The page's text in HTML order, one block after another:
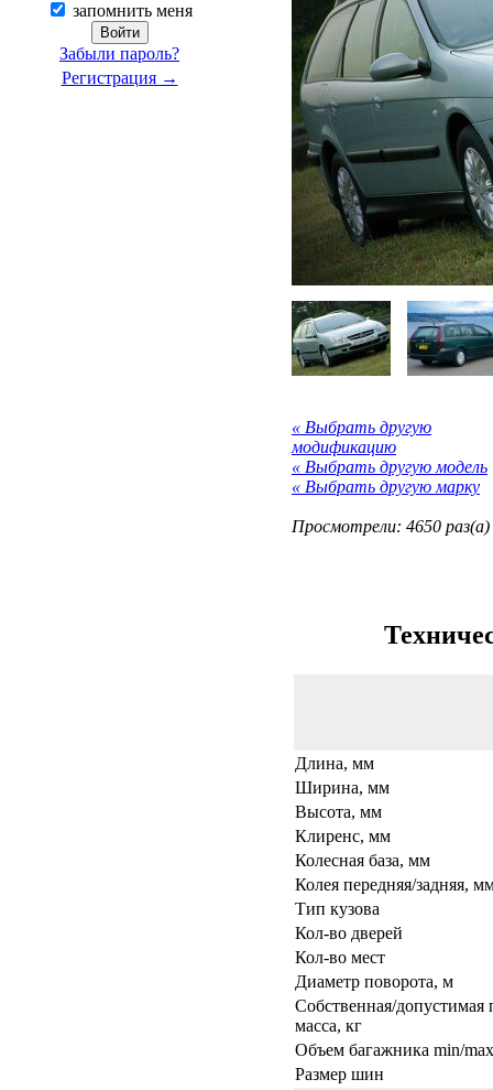
запомнить меня
Забыли пароль?
Регистрация →
« Выбрать другую
модификацию
« Выбрать другую модель
« Выбрать другую марку
Просмотрели: 4650 раз(а)
Длина, мм
Ширина, мм
Высота, мм
Клиренс, мм
Колесная база, мм
Колея передняя/задняя,
Тип кузова
Кол-во дверей
Кол-во мест
Диаметр поворота, м
Собственная/допустимая
масса, кг
Объем багажника min/
Размер шин